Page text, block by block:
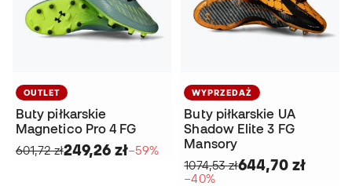
OUTLET
Buty piłkarskie
Magnetico Pro 4 FG
601,72 zł249,26 zł−59%
WYPRZEDAŻ
Buty piłkarskie UA
Shadow Elite 3 FG
Mansory
1074,53 zł644,70 zł
−40%